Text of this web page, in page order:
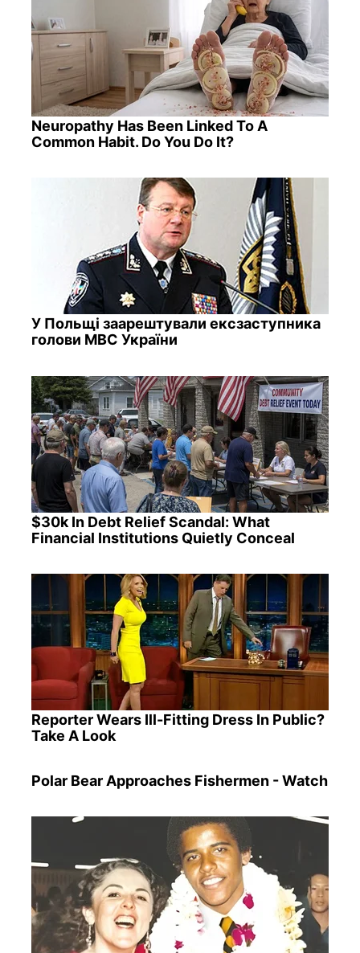
Neuropathy Has Been Linked To A
Common Habit. Do You Do It?
У Польщі заарештували ексзаступника
голови МВС України
$30k In Debt Relief Scandal: What
Financial Institutions Quietly Conceal
Reporter Wears Ill-Fitting Dress In Public?
Take A Look
Polar Bear Approaches Fishermen - Watch